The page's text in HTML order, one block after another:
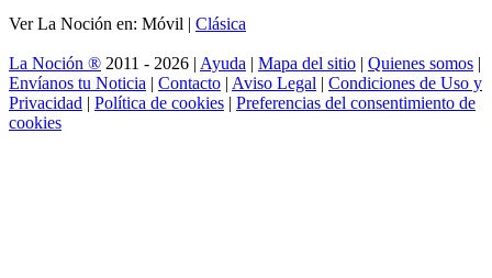
Ver La Noción en: Móvil | Clásica
La Noción ® 2011 - 2026 | Ayuda | Mapa del sitio | Quienes somos |
Envíanos tu Noticia | Contacto | Aviso Legal | Condiciones de Uso y
Privacidad | Política de cookies | Preferencias del consentimiento de
cookies